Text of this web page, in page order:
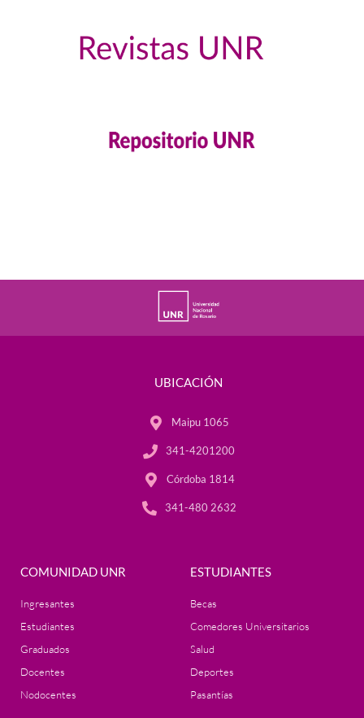
UBICACIÓN
Maipu 1065
341-4201200
Córdoba 1814
341-480 2632
COMUNIDAD UNR
Ingresantes
Estudiantes
Graduados
Docentes
Nodocentes
ESTUDIANTES
Becas
Comedores Universitarios
Salud
Deportes
Pasantías